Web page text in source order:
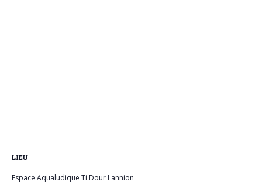
LIEU
Espace Aqualudique Ti Dour Lannion